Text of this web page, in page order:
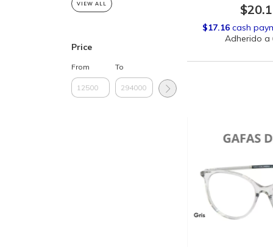
VIEW ALL
Price
From To
(copia) -
(copia) -
(copia) - (copia)
(copia) -